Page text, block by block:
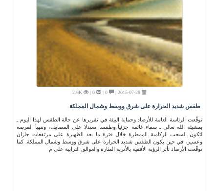
2.6K
طقس شديد الحرارة على شرق ووسط وشمال المملكة
توقّعت الرئاسة العامة للأرصاد وحماية البيئة في تقريرها عن حالة الطقس لهذا اليوم ـ
بمشيئة الله تعالى ـ سماء غائمة جزئياً وطقسا معتدلا على المصايف، وتتهيأ الفرصة
لتكون السحب الركامية الممطرة خلال فترة ما بعد الظهيرة على مرتفعات جازان
وعسير، في حين يكون الطقس شديد الحرارة على شرق ووسط وشمال المملكة. كما
توقّعت الأرصاد تأثر الرؤية الأفقية بالأتربة المثارة والعوالق الترابية على م